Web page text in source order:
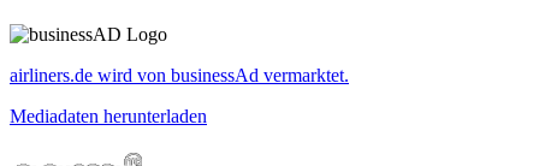
airliners.de wird von businessAd vermarktet.
Mediadaten herunterladen